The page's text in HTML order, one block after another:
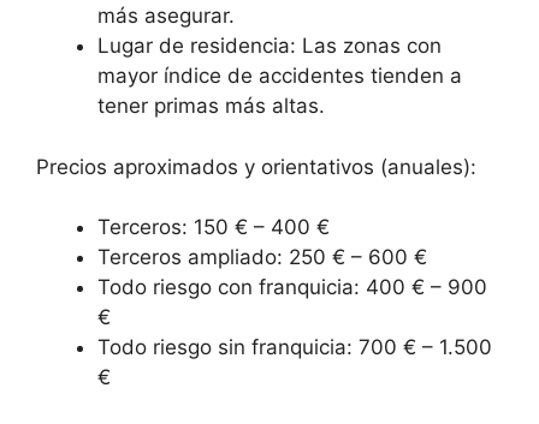
más asegurar.
Lugar de residencia: Las zonas con
mayor índice de accidentes tienden a
tener primas más altas.
Precios aproximados y orientativos (anuales):
Terceros: 150 € – 400 €
Terceros ampliado: 250 € – 600 €
Todo riesgo con franquicia: 400 € – 900
€
Todo riesgo sin franquicia: 700 € – 1.500
€